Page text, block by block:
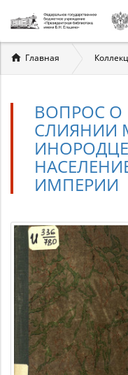
Вы
здесь
Главная
ВОПРОС
СЛИЯНИИ
ИМПЕРИИ